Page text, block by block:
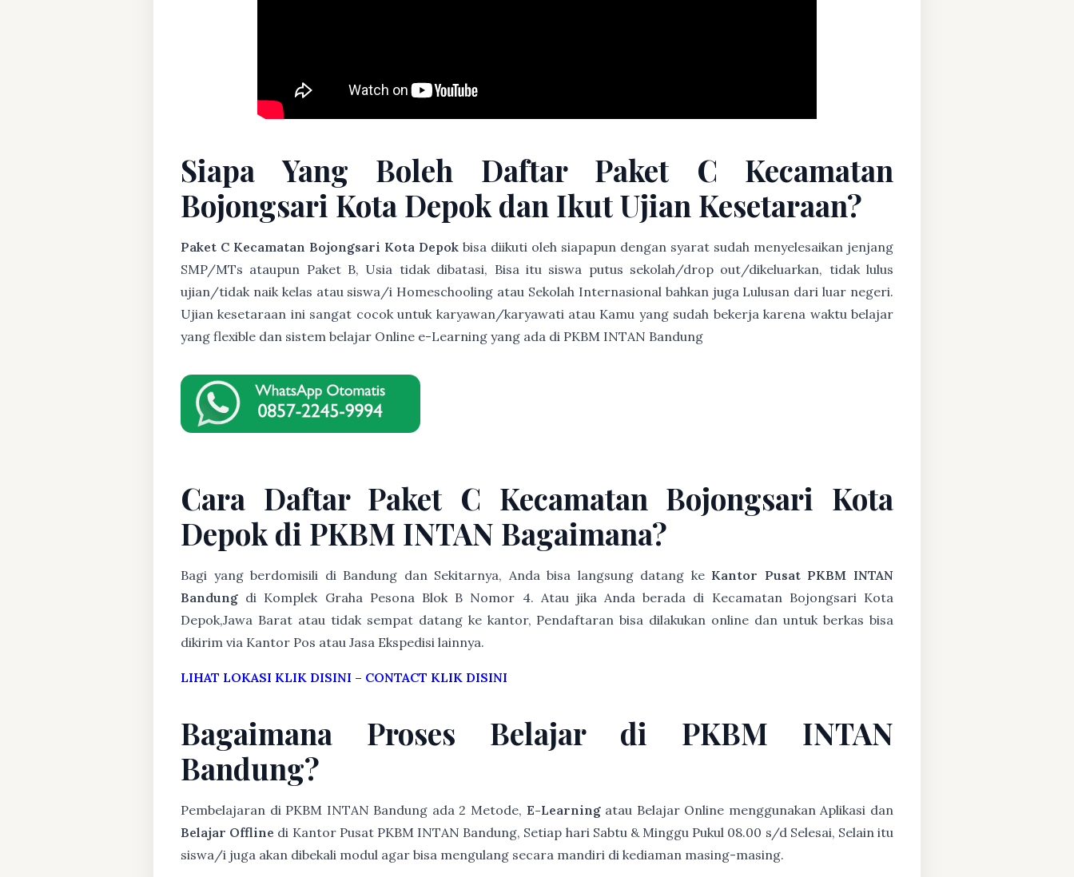
Siapa Yang Boleh Daftar Paket C Kecamatan
Bojongsari Kota Depok dan Ikut Ujian Kesetaraan?
Paket C Kecamatan Bojongsari Kota Depok bisa diikuti oleh siapapun dengan syarat sudah menyelesaikan jenjang
SMP/MTs ataupun Paket B, Usia tidak dibatasi, Bisa itu siswa putus sekolah/drop out/dikeluarkan, tidak lulus
ujian/tidak naik kelas atau siswa/i Homeschooling atau Sekolah Internasional bahkan juga Lulusan dari luar negeri.
Ujian kesetaraan ini sangat cocok untuk karyawan/karyawati atau Kamu yang sudah bekerja karena waktu belajar
yang flexible dan sistem belajar Online e-Learning yang ada di PKBM INTAN Bandung
Cara Daftar Paket C Kecamatan Bojongsari Kota
Depok di PKBM INTAN Bagaimana?
Bagi yang berdomisili di Bandung dan Sekitarnya, Anda bisa langsung datang ke Kantor Pusat PKBM INTAN
Bandung di Komplek Graha Pesona Blok B Nomor 4. Atau jika Anda berada di Kecamatan Bojongsari Kota
Depok,Jawa Barat atau tidak sempat datang ke kantor, Pendaftaran bisa dilakukan online dan untuk berkas bisa
dikirim via Kantor Pos atau Jasa Ekspedisi lainnya.
LIHAT LOKASI KLIK DISINI – CONTACT KLIK DISINI
Bagaimana Proses Belajar di PKBM INTAN
Bandung?
Pembelajaran di PKBM INTAN Bandung ada 2 Metode, E-Learningatau Belajar Online menggunakan Aplikasi dan
Belajar Offline di Kantor Pusat PKBM INTAN Bandung, Setiap hari Sabtu & Minggu Pukul 08.00 s/d Selesai, Selain itu
siswa/i juga akan dibekali modul agar bisa mengulang secara mandiri di kediaman masing-masing.